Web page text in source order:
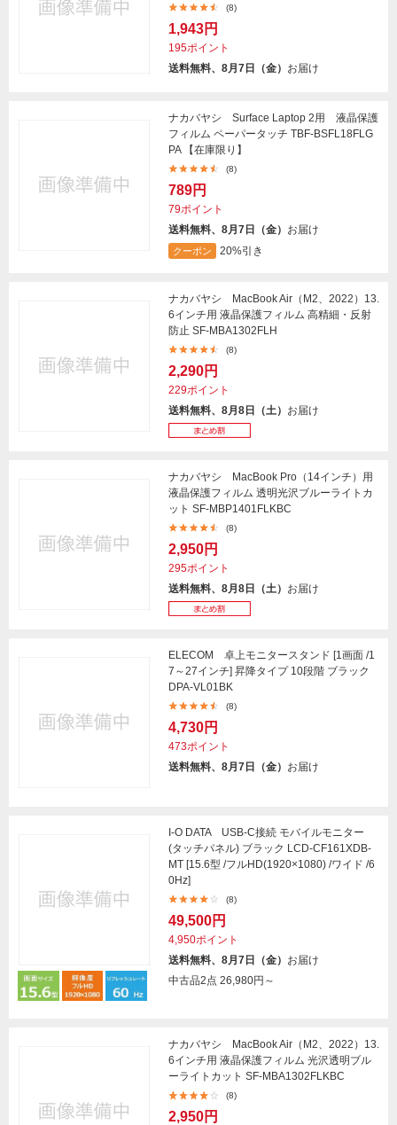
(8)
1,943円
195ポイント
送料無料、8月7日（金） お届け
ナカバヤシ Surface Laptop 2用 液晶保護
フィルム ペーパータッチ TBF-BSFL18FLG
PA 【在庫限り】
(8)
789円
79ポイント
送料無料、8月7日（金） お届け
クーポン 20%引き
ナカバヤシ MacBook Air（M2、2022）13.
6インチ用 液晶保護フィルム 高精細・反射
防止 SF-MBA1302FLH
(8)
2,290円
229ポイント
送料無料、8月8日（土） お届け
ナカバヤシ MacBook Pro（14インチ）用
液晶保護フィルム 透明光沢ブルーライトカ
ット SF-MBP1401FLKBC
(8)
2,950円
295ポイント
送料無料、8月8日（土） お届け
ELECOM 卓上モニタースタンド [1画面 /1
7～27インチ] 昇降タイプ 10段階 ブラック
DPA-VL01BK
(8)
4,730円
473ポイント
送料無料、8月7日（金） お届け
I-O DATA USB-C接続 モバイルモニター
(タッチパネル) ブラック LCD-CF161XDB-
MT [15.6型 /フルHD(1920×1080) /ワイド /6
0Hz]
(8)
49,500円
4,950ポイント
送料無料、8月7日（金） お届け
中古品2点 26,980円～
ナカバヤシ MacBook Air（M2、2022）13.
6インチ用 液晶保護フィルム 光沢透明ブル
ーライトカット SF-MBA1302FLKBC
(8)
2,950円